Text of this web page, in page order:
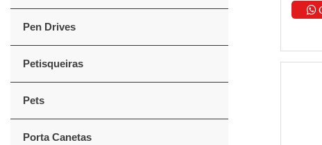
Pen Drives
Petisqueiras
Pets
Porta Canetas